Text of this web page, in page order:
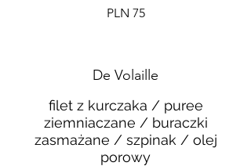
PLN 75
De Volaille
filet z kurczaka / puree
ziemniaczane / buraczki
zasmażane / szpinak / olej
porowy